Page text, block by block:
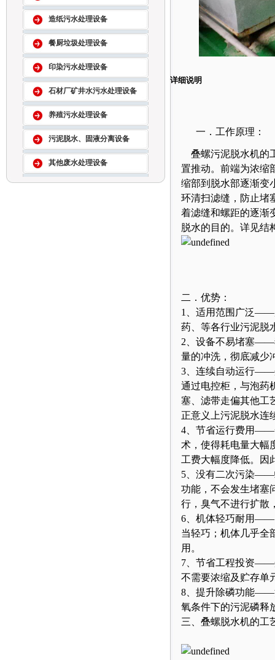
造纸污水处理设备
餐厨垃圾处理设备
印染污水处理设备
石材厂矿井水污水处理设备
养殖污水处理设备
污泥脱水、固液分离设备
其他废水处理设备
详细说明
一．工作原理
叠螺污泥脱水机的
置推动。前端为浓缩
缩部到脱水部逐渐变
环清扫滤缝，防止堵
着滤缝和螺距的逐渐
脱水的目的。详见结
二．优势：
1、适用范围广泛——
药、等各行业污泥脱
2、设备不易堵塞——
量的冲洗，彻底减少
3、连续自动运行——
通过电控柜，与泡药
塞、滤带走偏其他工
正意义上污泥脱水连
4、节省运行费用——
术，使得耗电量大幅
工费大幅度降低。因
5、没有二次污染——
功能，不会发生堵塞
行，臭气不进行扩散
6、机体轻巧耐用——
当轻巧；机体几乎全
用。
7、节省工程投资——
不需要浓缩及贮存单
8、提升除磷功能——
氧条件下的污泥磷释
三、叠螺脱水机的工